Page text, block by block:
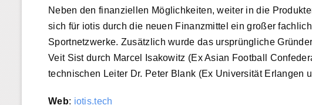
Neben den finanziellen Möglichkeiten, weiter in die
sich für iotis durch die neuen Finanzmittel ein großer
Sportnetzwerke. Zusätzlich wurde das ursprüngliche
Veit Sist durch Marcel Isakowitz (Ex Asian Football
technischen Leiter Dr. Peter Blank (Ex Universität Erlangen
Web: iotis.tech